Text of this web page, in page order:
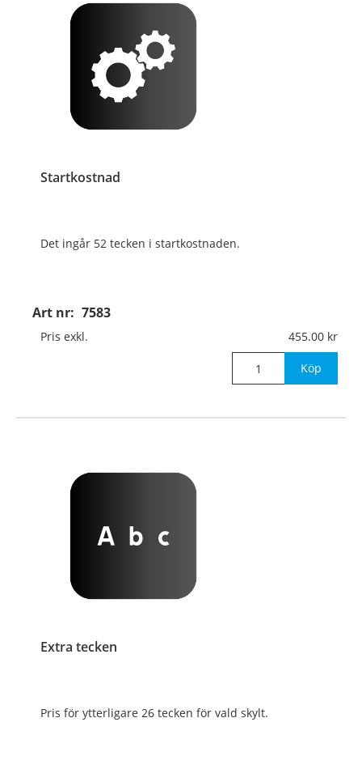
Startkostnad
Art nr: 7583
Det ingår 52 tecken i startkostnaden.
Pris exkl. 455.00
Köp
Extra tecken
Pris för ytterligare 26 tecken för vald skylt.